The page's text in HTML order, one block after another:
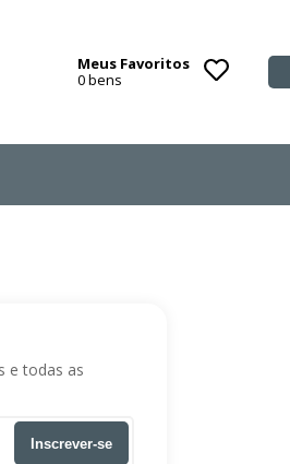
Meus Favoritos
0bens
e todas as
Inscrever-se